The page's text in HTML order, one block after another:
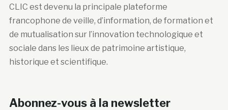
CLIC est devenu la principale plateforme
francophone de veille, d’information, de formation et
de mutualisation sur l’innovation technologique et
sociale dans les lieux de patrimoine artistique,
historique et scientifique.
Abonnez-vous à la newsletter